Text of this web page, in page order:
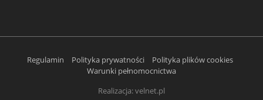
Regulamin Polityka prywatności
Polityka plików cookies
Warunki pełnomocnictwa
Realizacja:velnet.pl